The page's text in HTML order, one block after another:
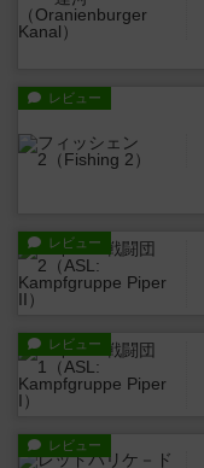
レビュー
レビュー
レビュー
レビュー